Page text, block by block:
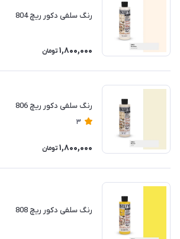
رنگ سلفی دکور ریچ 804
1,800,000 تومان
رنگ سلفی دکور ریچ 806
3
1,800,000 تومان
رنگ سلفی دکور ریچ 808